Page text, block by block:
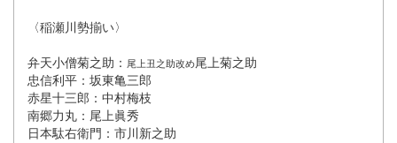
〈稲瀬川勢揃い〉
弁天小僧菊之助： 尾上丑之助改め尾上菊之助
忠信利平：坂東亀三郎
赤星十三郎：中村梅枝
南郷力丸：尾上眞秀
日本駄右衛門：市川新之助